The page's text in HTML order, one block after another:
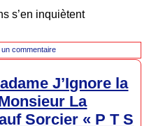
s’en inquiètent
commentaire
J’Ignore la
La
Sorcier « P T S